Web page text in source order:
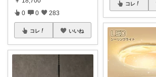
0 0 283
コレ いいね
コレ